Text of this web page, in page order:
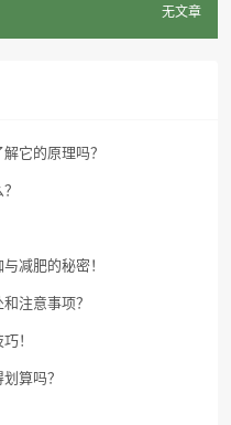
无文章
它的原理吗？
减肥的秘密！
注意事项？
！
算吗？